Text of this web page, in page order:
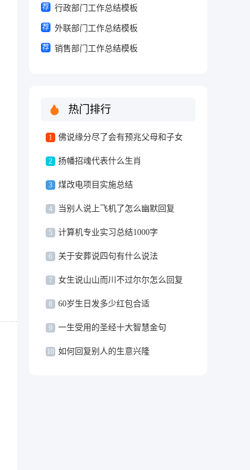
荐 行政部门工作总结模板
荐 外联部门工作总结模板
荐 销售部门工作总结模板
热门排行
1 佛说缘分尽了会有预兆父母和子女
2 扬幡招魂代表什么生肖
3 煤改电项目实施总结
4 当别人说上飞机了怎么幽默回复
5 计算机专业实习总结1000字
6 关于安葬说四句有什么说法
7 女生说山山而川不过尔尔怎么回复
8 60岁生日发多少红包合适
9 一生受用的圣经十大智慧金句
10 如何回复别人的生意兴隆